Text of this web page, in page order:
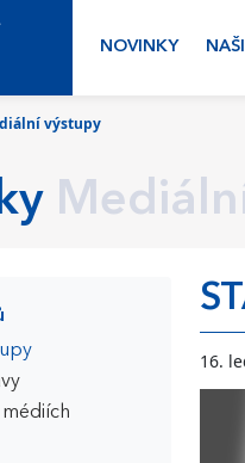
NOVINKY
výstupy
16.